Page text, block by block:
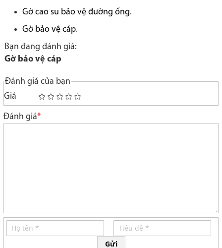
Gờ cao su bảo vệ đường ống.
Gờ bảo vệ cáp.
Bạn đang đánh giá:
Gờ bảo vệ cáp
Đánh giá của bạn
Giá
1
star
2
stars
3
stars
4
stars
5
stars
Đánh giá
Gửi